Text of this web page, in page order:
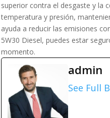
superior contra el desgaste y la
temperatura y presión,
ayuda a reducir las emisiones
5W30 Diesel, puedes estar
momento.
admin
See Full